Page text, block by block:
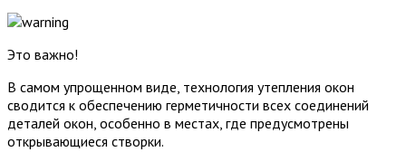
Это важно!
В самом упрощенном виде, технология утепления окон
сводится к обеспечению герметичности всех соединений
деталей окон, особенно в местах, где предусмотрены
открывающиеся створки.